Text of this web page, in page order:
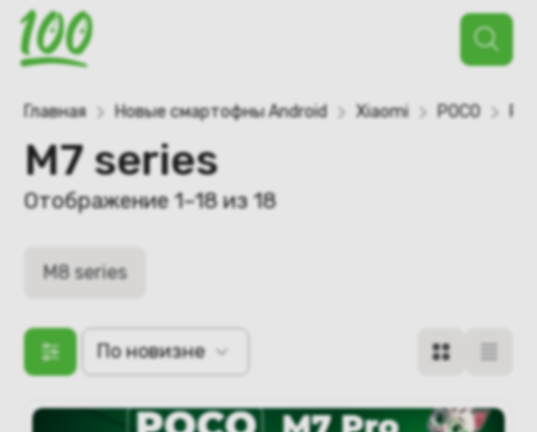
Поиск
товаров
Главная Новые смартофны Android Xiaomi POCO
M7 series
Отображение 1–18 из 18
M8 series
По новизне